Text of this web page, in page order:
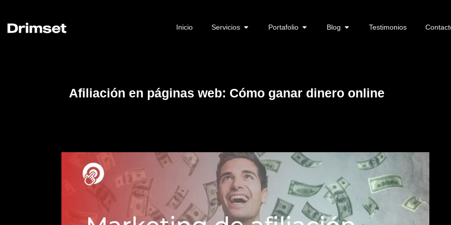
Inicio Servicios Portafolio Blog Testimonios
Afiliación en páginas web: Cómo ganar dinero online